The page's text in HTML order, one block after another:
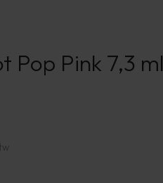
Account
aanmaken
Pop Pink 7,3 ml